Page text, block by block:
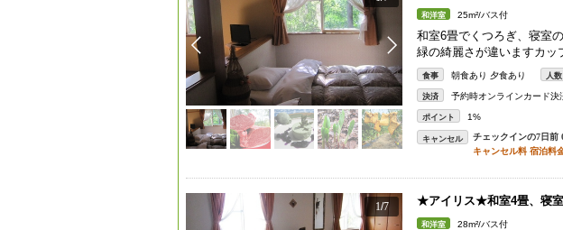
和洋室 25m²/バス付
和室6畳でくつろぎ、寝室
緑の綺麗さが違いますカッ
食事 朝食あり 夕食あり 人数
決済 予約時オンラインカード決
ポイント 1%
キャンセル
1/7 ★アイリス★和室4畳、寝
和洋室 28m²/バス付